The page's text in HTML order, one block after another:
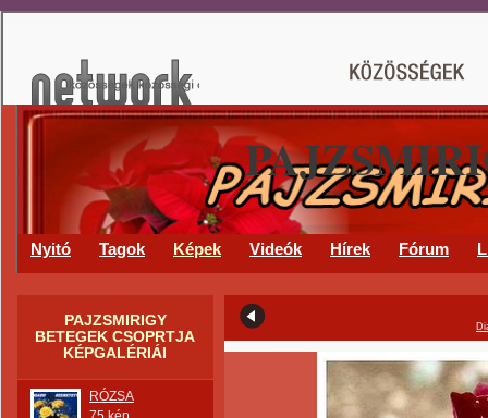
Nyitó Tagok Képek Videók Hírek Fórum
PAJZSMIRIGY
BETEGEK CSOPRTJA
KÉPGALÉRIÁI
RÓZSA